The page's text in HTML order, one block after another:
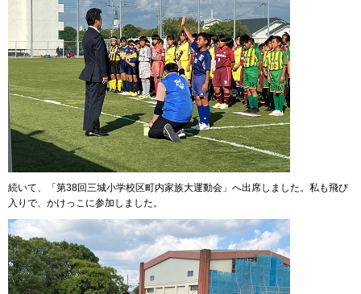
続いて、「第38回三城小学校区町内家族大運動会」へ出席しました。私も飛び
入りで、かけっこに参加しました。